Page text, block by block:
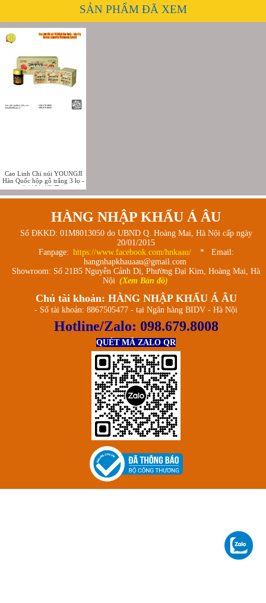
SẢN PHẨM ĐÃ XEM
Cao Linh Chi núi YOUNGJI
Hàn Quốc hộp gỗ trắng 3 lọ -
고려영지정골드
HÀNG NHẬP KHẨU Á ÂU
Số ĐKKD: 01M8013050 do UBND Q. Hoàng Mai, Hà Nội cấp ngày
20/01/2015
Fanpage: https://www.facebook.com/hnkaau/
* Email:
hangnhapkhauaau@gmail.com
Showroom: Số 21B5 Nguyễn Cảnh Dị, Phường Đại Kim, Hoàng Mai, Hà
Nội (Xem Bản đồ)
Chủ tài khoản: HÀNG NHẬP KHẨU Á ÂU
- Số tài khoản: 8867505477 - tại Ngân hàng BIDV - Hà Nội
Hotline/Zalo: 098.679.8008
QUÉT MÃ ZALO QR